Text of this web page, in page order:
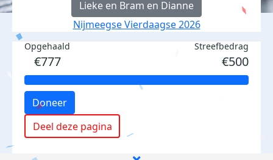
Lieke en Bram en Dianne
Nijmeegse Vierdaagse 2026
Opgehaald
€777
Streefbedrag
€500
Doneer
Deel deze pagina